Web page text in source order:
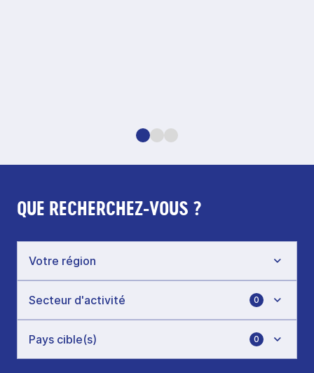
QUE RECHERCHEZ-VOUS ?
0
0